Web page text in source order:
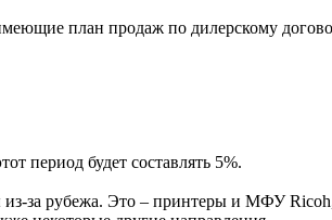
план продаж по дилерскому
период будет составлять 5%.
за рубежа. Это – принтеры и МФУ